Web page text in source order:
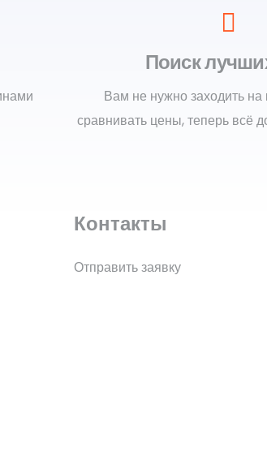
Поиск
Вам не нужно заходить
сравнивать цены, теперь всё
Контакты
Отправить заявку